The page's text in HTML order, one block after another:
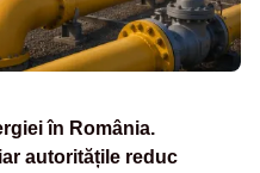
în România.
autoritățile reduc